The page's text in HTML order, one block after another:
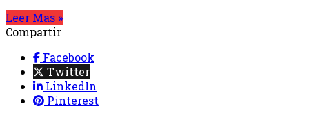
Leer Mas »
Compartir
Facebook
Twitter
LinkedIn
Pinterest